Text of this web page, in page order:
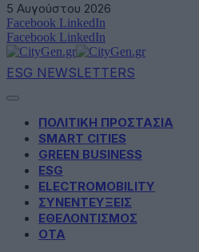
5 Αυγούστου 2026
Facebook LinkedIn
Facebook LinkedIn
ESG NEWSLETTERS
ΠΟΛΙΤΙΚΗ ΠΡΟΣΤΑΣΙΑ
SMART CITIES
GREEN BUSINESS
ESG
ELECTROMOBILITY
ΣΥΝΕΝΤΕΥΞΕΙΣ
ΕΘΕΛΟΝΤΙΣΜΟΣ
ΟΤΑ